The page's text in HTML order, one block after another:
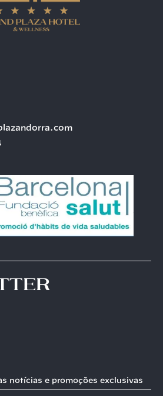
notícias e promoções exclusivas